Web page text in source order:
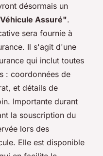
désormais un
Assuré".
sera fournie à
Il s'agit d'une
qui inclut toutes
: coordonnées de
et détails de
Importante durant
la souscription du
lors des
Elle est disponible